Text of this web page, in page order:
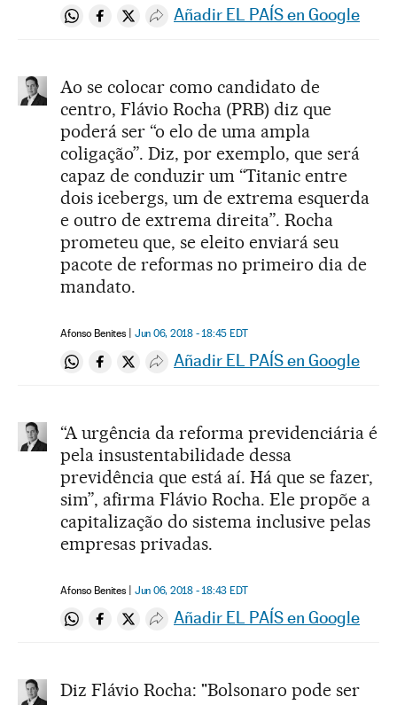
Compartir en Whatsapp
Compartir en Facebook
Compartir en Twitter
Desplegar Redes Sociales
Añadir EL PAÍS en Google
Ao se colocar como candidato de
centro, Flávio Rocha (PRB) diz que
poderá ser “o elo de uma ampla
coligação”. Diz, por exemplo, que será
capaz de conduzir um “Titanic entre
dois icebergs, um de extrema esquerda
e outro de extrema direita”. Rocha
prometeu que, se eleito enviará seu
pacote de reformas no primeiro dia de
mandato.
Afonso Benites Jun 06, 2018 - 18:45 EDT
Compartir en Whatsapp
Compartir en Facebook
Compartir en Twitter
Desplegar Redes Sociales
Añadir EL PAÍS en Google
“A urgência da reforma previdenciária é
pela insustentabilidade dessa
previdência que está aí. Há que se fazer,
sim”, afirma Flávio Rocha. Ele propõe a
capitalização do sistema inclusive pelas
empresas privadas.
Afonso Benites Jun 06, 2018 - 18:43 EDT
Compartir en Whatsapp
Compartir en Facebook
Compartir en Twitter
Desplegar Redes Sociales
Añadir EL PAÍS en Google
Diz Flávio Rocha: "Bolsonaro pode ser